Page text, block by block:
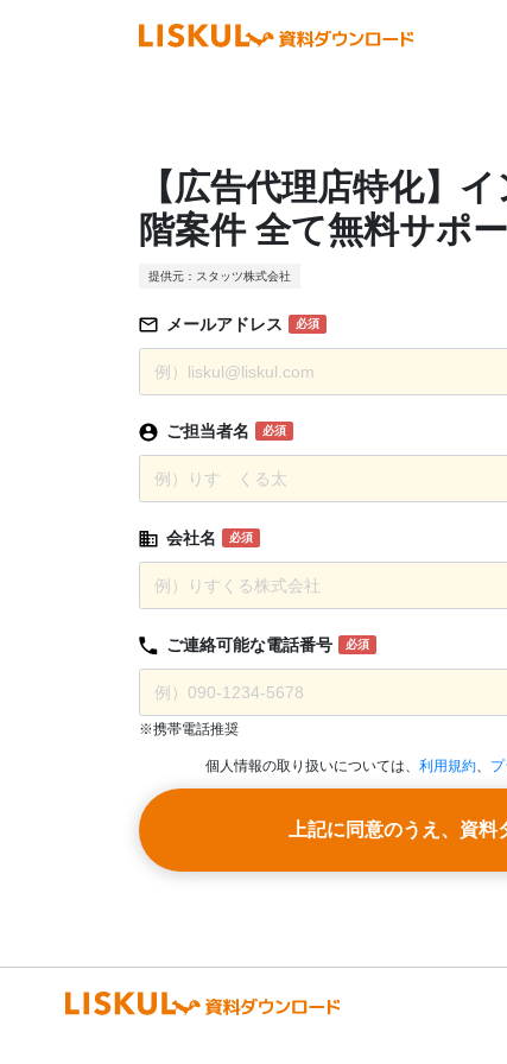
【広告代理店特化】
階案件 全て無料サポ
提供元：スタッツ株式会社
メールアドレス 必須
ご担当者名 必須
会社名 必須
ご連絡可能な電話番号 必須
※携帯電話推奨
個人情報の取り扱いについては、 利用規約、
上記に同意のうえ、資